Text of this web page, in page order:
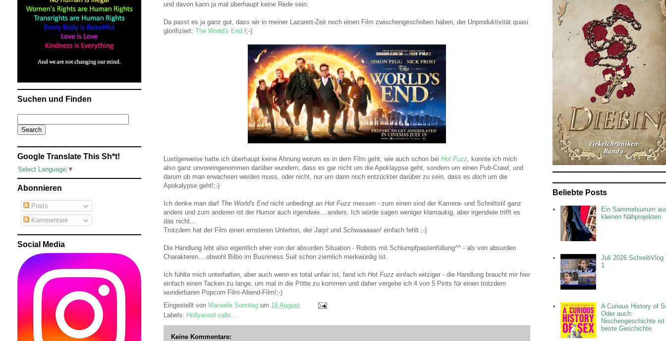
und davon kann ja mal überhaupt keine Rede sein.
Da passt es ja ganz gut, dass wir in meiner Lazarett-Zeit noch einen Film zwischengeschoben haben, der Unproduktivität quasi
glorifiziert: The World's End !;-)
Lustigerweise hatte ich überhaupt keine Ahnung worum es in dem Film geht, wie auch schon bei Hot Fuzz, konnte ich mich
also ganz unvoreingenommen darüber wundern, dass es gar nicht um die Apoklaypse geht, sondern um einen Pub-Crawl, und
darum ob man erwachsen werden muss, oder nicht, nur um dann noch entzückter darüber zu sein, dass es doch um die
Apokalypse geht!;-)
Ich denke man darf The World's Endnicht unbedingt an Hot Fuzz messen - zum einen sind der Kamera- und Schnittstil ganz
anders und zum anderen ist der Humor auch irgendwie....anders. Ich würde sagen weniger klamaukig, aber irgendwie trifft es
das nicht...
Trotzdem hat der Film einen ernsteren Unterton, der Jarp! und Schwaaaaan! einfach fehlt.;-)
Die Handlung lebt also eigentlich eher von der absurden Situation - Robots mit Schlumpfpastenfüllung^^ - als von absurden
Charakteren....obwohl Bilbo im Busniness Suit schon ziemlich merkwürdig ist.
Ich fühlte mich unterhalten, aber auch wenn es total unfair ist, fand ich Hot Fuzz einfach witziger - die Handlung braucht mir hier
einfach einen Tacken zu lange, um mal in die Pötte zu kommen und daher vergebe ich 4 von 5 Pints für einen trotzdem
wunderbaren Popcorn Film-Abend-Film!;-)
Eingestellt von Manuela Sonntag um 16 August
Labels: Hollywood calls...
Keine Kommentare:
Suchen und Finden
Google Translate This Sh*t!
Select Language ▼
Abonnieren
Posts
Kommentare
Social Media
Beliebte Posts
Ein Sammelsurium
kleinen Nähprojekten
Juli 2026 SchreibVlog
1
A Curious History of
Oder auch:
Nischengeschichte ist
beste Geschichte